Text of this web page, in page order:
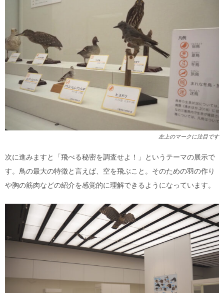
左上のマークに注目です
次に進みますと「飛べる秘密を調査せよ！」というテーマの展示で
す。 鳥の最大の特徴と言えば、空を飛ぶこと。そのための羽の作り
や胸の筋肉などの紹介を感覚的に理解できるようになっています。